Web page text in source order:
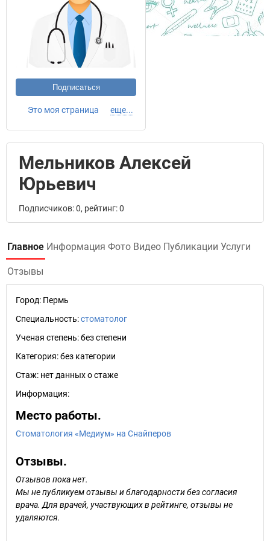
Подписаться
Это моя страница еще...
Мельников Алексей
Юрьевич
Подписчиков: 0, рейтинг: 0
Главное Информация Фото Видео Публикации Услуги
Отзывы
Город: Пермь
Специальность:стоматолог
Ученая степень:без степени
Категория:без категории
Стаж: нет данных о стаже
Информация:
Место работы.
Стоматология «Медиум» на Снайперов
Отзывы.
Отзывов пока нет.
Мы не публикуем отзывы и благодарности без согласия
врача. Для врачей, участвующих в рейтинге, отзывы не
удаляются.